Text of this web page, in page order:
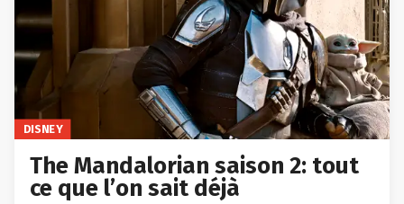
DISNEY
The Mandalorian saison 2: tout
ce que l’on sait déjà